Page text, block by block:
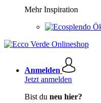
Mehr Inspiration
Anmelden
Jetzt anmelden
Bist du neu hier?